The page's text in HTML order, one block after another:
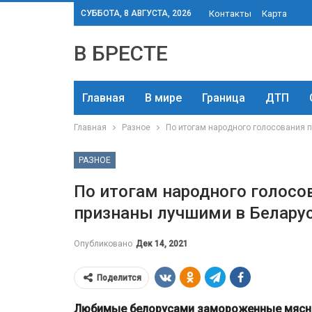
СУББОТА, 8 АВГУСТА, 2026 Контакты Карта
В БРЕСТЕ
Главная В мире Граница ДТП
Главная Разное По итогам народного голосования
РАЗНОЕ
По итогам народного
признаны лучшими в
Опубликовано Дек 14, 2021
Поделится
Любимые белорусами замороженные